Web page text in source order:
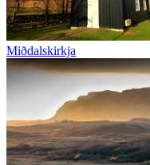
Miðdalskirkja